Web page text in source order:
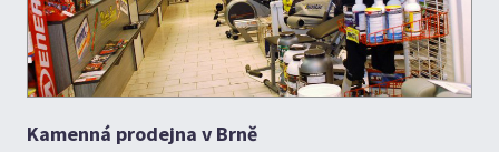
Kamenná prodejna v Brně